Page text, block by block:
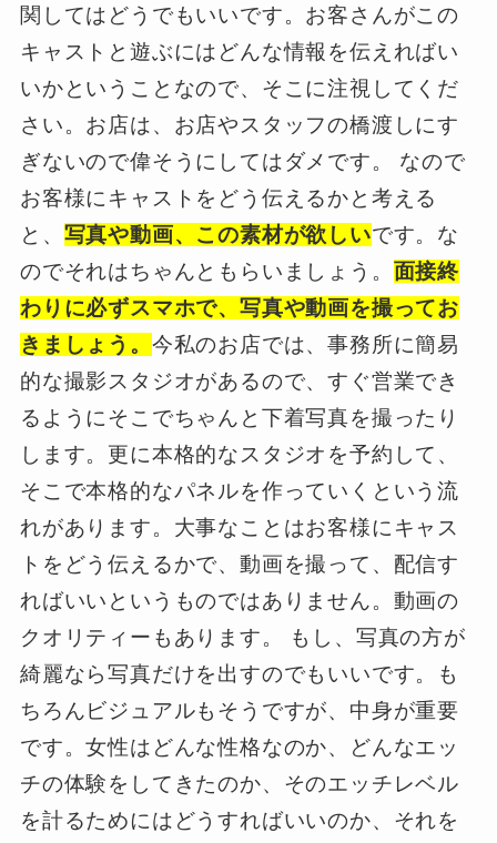
関してはどうでもいいです。お客さんがこの
キャストと遊ぶにはどんな情報を伝えればい
いかということなので、そこに注視してくだ
さい。お店は、お店やスタッフの橋渡しにす
ぎないので偉そうにしてはダメです。 なので
お客様にキャストをどう伝えるかと考える
と、 写真や動画、この素材が欲しいです。な
のでそれはちゃんともらいましょう。 面接終
わりに必ずスマホで、写真や動画を撮ってお
きましょう。 今私のお店では、事務所に簡易
的な撮影スタジオがあるので、すぐ営業でき
るようにそこでちゃんと下着写真を撮ったり
します。更に本格的なスタジオを予約して、
そこで本格的なパネルを作っていくという流
れがあります。大事なことはお客様にキャス
トをどう伝えるかで、動画を撮って、配信す
ればいいというものではありません。動画の
クオリティーもあります。 もし、写真の方が
綺麗なら写真だけを出すのでもいいです。も
ちろんビジュアルもそうですが、中身が重要
です。女性はどんな性格なのか、どんなエッ
チの体験をしてきたのか、そのエッチレベル
を計るためにはどうすればいいのか、それを